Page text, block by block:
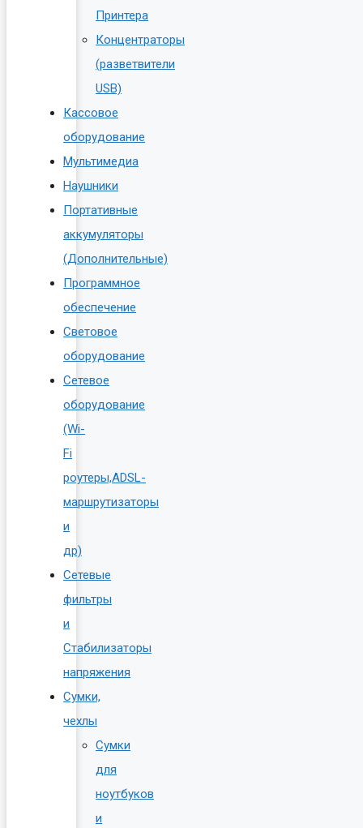
Принтера
Концентраторы
(разветвители
USB)
Кассовое
оборудование
Мультимедиа
Наушники
Портативные
аккумуляторы
(Дополнительные)
Программное
обеспечение
Световое
оборудование
Сетевое
оборудование
(Wi-
Fi
роутеры,ADSL-
маршрутизаторы
и
др)
Сетевые
фильтры
и
Стабилизаторы
напряжения
Сумки,
чехлы
Сумки
для
ноутбуков
и